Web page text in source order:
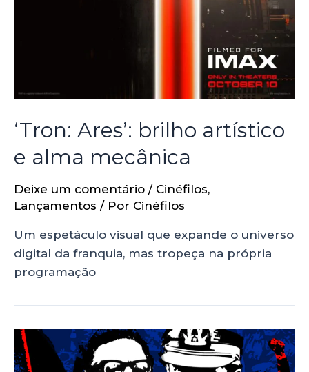
‘Tron: Ares’: brilho artístico
e alma mecânica
Deixe um comentário / Cinéfilos,
Lançamentos / Por Cinéfilos
Um espetáculo visual que expande o universo
digital da franquia, mas tropeça na própria
programação